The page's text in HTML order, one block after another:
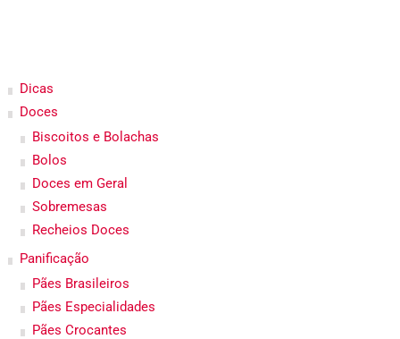
Dicas
Doces
Biscoitos e Bolachas
Bolos
Doces em Geral
Sobremesas
Recheios Doces
Panificação
Pães Brasileiros
Pães Especialidades
Pães Crocantes